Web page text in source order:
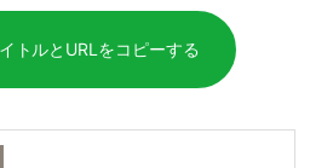
トルとURLをコピーする